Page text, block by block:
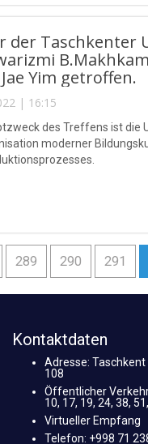
der
Yim getroffen.
| 16:15
des Treffens ist die
moderner
289 290 291
Kontaktdaten
Adresse:
108
Öffentlicher
10, 17, 19, 24, 38,
Virtueller Empfang
Telefon: +998 71